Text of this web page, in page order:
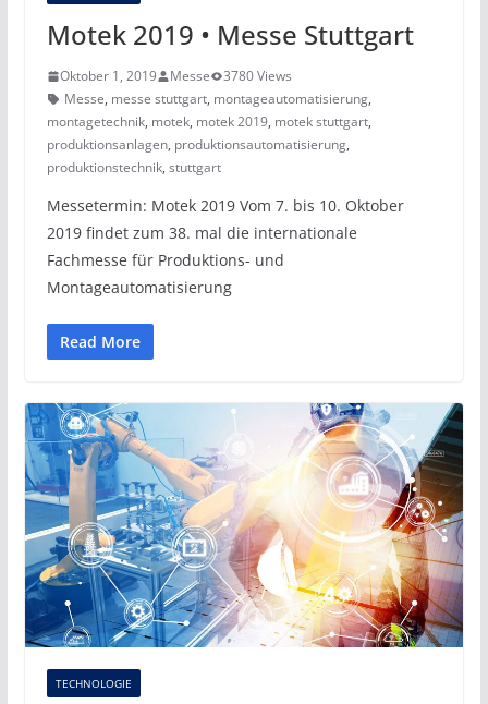
Motek 2019 • Messe Stuttgart
Oktober 1, 2019 Messe
3780 Views
Messe, messe stuttgart, montageautomatisierung,
montagetechnik, motek, motek 2019, motek stuttgart,
produktionsanlagen, produktionsautomatisierung,
produktionstechnik, stuttgart
Messetermin: Motek 2019 Vom 7. bis 10. Oktober
2019 findet zum 38. mal die internationale
Fachmesse für Produktions- und
Montageautomatisierung
Read More
TECHNOLOGIE